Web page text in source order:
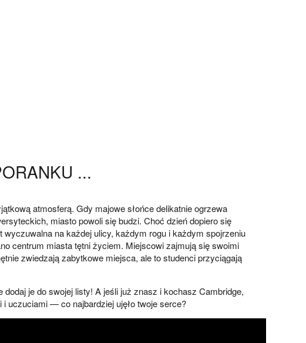
...
atmosferą. Gdy majowe słońce delikatnie ogrzewa
miasto powoli się budzi. Choć dzień dopiero się
na każdej ulicy, każdym rogu i każdym spojrzeniu
centrum miasta tętni życiem. Miejscowi zajmują się swoimi
zwiedzają zabytkowe miejsca, ale to studenci przyciągają
dodaj je do swojej listy! A jeśli już znasz i kochasz Cambridge,
uczuciami — co najbardziej ujęło twoje serce?